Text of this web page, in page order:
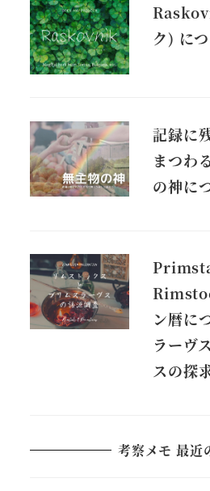
ク) に
記録に
まつわ
の神に
ン暦に
ラーヴ
スの探
考察メモ 最近